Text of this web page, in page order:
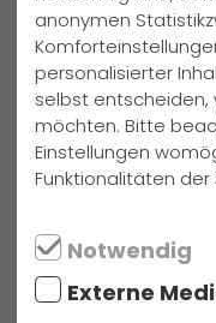
Den
überschäumende
anzusehen. Für alle
heißt: Manege frei für
Text und Fotos:
anonymen
personalisierter
selbst entscheiden,
möchten. Bitte
Einstellungen
Funktionalitäten der
Notwendig
Externe